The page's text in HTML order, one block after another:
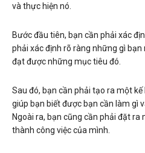
và thực hiện nó.
Bước đầu tiên, bạn cần phải xác
phải xác định rõ ràng những gì
đạt được những mục tiêu đó.
Sau đó, bạn cần phải tạo ra một kế
giúp bạn biết được bạn cần làm gì
Ngoài ra, bạn cũng cần phải đặt ra
thành công việc của mình.